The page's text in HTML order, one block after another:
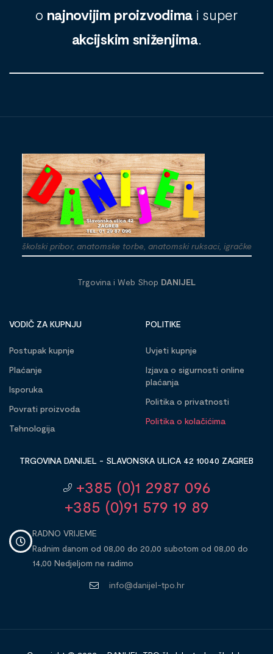
o najnovijim proizvodima i super
akcijskim sniženjima.
školski pribor, anatomske torbe, anatomski ruksaci, igračke
Trgovina i Web Shop DANIJEL
VODIČ ZA KUPNJU
Postupak kupnje
Plaćanje
Isporuka
Povrati proizvoda
Tehnologija
POLITIKE
Uvjeti kupnje
Izjava o sigurnosti online
plaćanja
Politika o privatnosti
Politika o kolačićima
TRGOVINA DANIJEL - SLAVONSKA ULICA 42 10040 ZAGREB
+385 (0)1 2987 096
+385 (0)91 579 19 89
RADNO VRIJEME
Radnim danom od 08,00 do 20,00 subotom od 08,00 do
14,00 Nedjeljom ne radimo
info@danijel-tpo.hr